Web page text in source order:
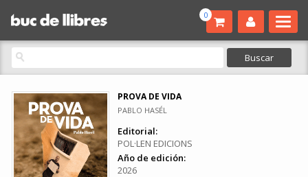
0
PROVA DE VIDA
PABLO HASÉL
Editorial:
POL·LEN EDICIONS
Año de edición:
2026